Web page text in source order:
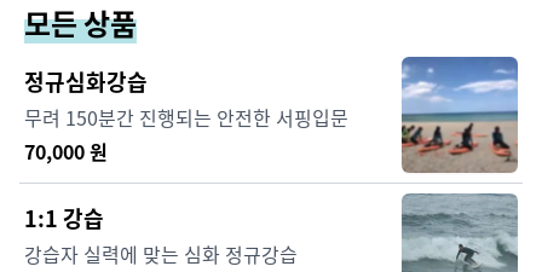
모든 상품
정규심화강습
무려 150분간 진행되는 안전한 서핑입문
70,000원
1:1 강습
강습자 실력에 맞는 심화 정규강습